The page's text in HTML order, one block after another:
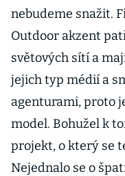
nebudeme snažit.
Outdoor akzent
světových sítí a
jejich typ médií a
agenturami, proto
model. Bohužel k
projekt, o který se
Nejednalo se o